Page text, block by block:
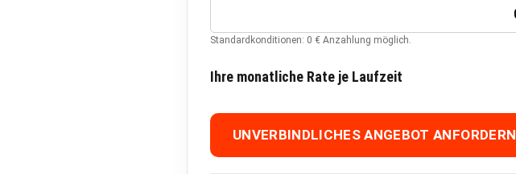
Standardkonditionen: 0 € Anzahlung möglich.
Ihre monatliche Rate je Laufzeit
UNVERBINDLICHES ANGEBOT ANFORDERN